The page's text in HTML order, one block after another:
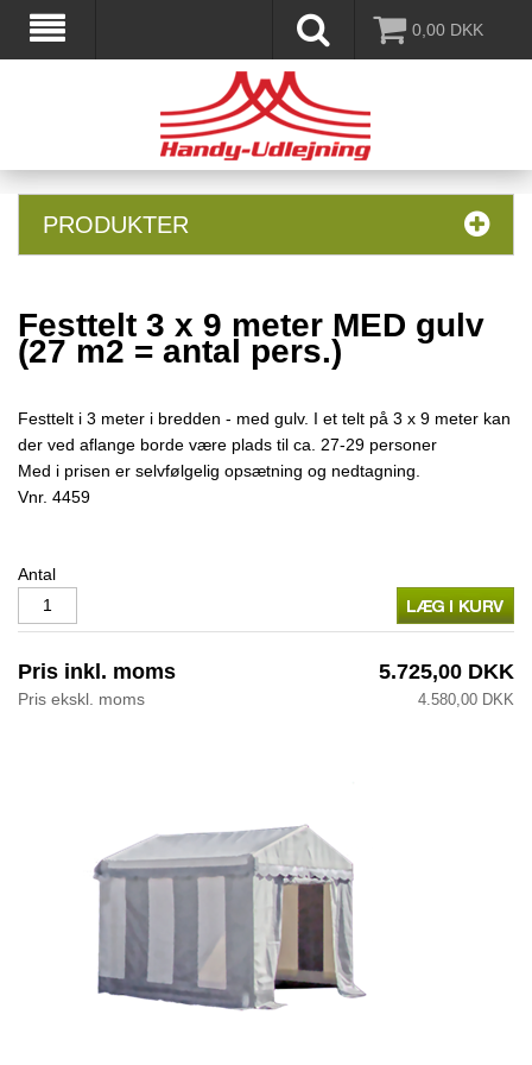
0,00 DKK
PRODUKTER
Festtelt 3 x 9 meter MED gulv
(27 m2 = antal pers.)
Festtelt i 3 meter i bredden - med gulv. I et telt på 3 x 9 meter kan
der ved aflange borde være plads til ca. 27-29 personer
Med i prisen er selvfølgelig opsætning og nedtagning.
Vnr. 4459
Antal
Pris inkl. moms 5.725,00 DKK
Pris ekskl. moms 4.580,00 DKK